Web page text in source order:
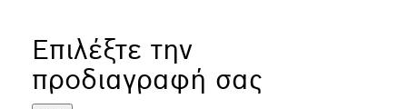
Επιλέξτε την
προδιαγραφή σας